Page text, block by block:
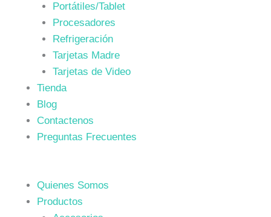
Portátiles/Tablet
Procesadores
Refrigeración
Tarjetas Madre
Tarjetas de Video
Tienda
Blog
Contactenos
Preguntas Frecuentes
Quienes Somos
Productos